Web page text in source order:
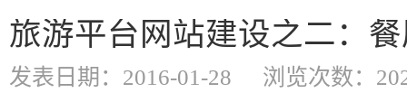
旅游平台网站建设之二：
发表日期：2016-01-28 浏览次数：